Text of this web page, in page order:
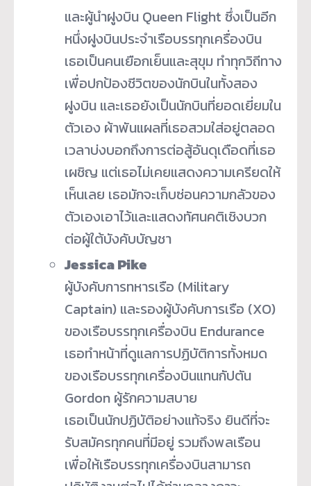
และผู้นำฝูงบิน Queen Flight ซึ่งเป็นอีก
หนึ่งฝูงบินประจำเรือบรรทุกเครื่องบิน
เธอเป็นคนเยือกเย็นและสุขุม ทำทุกวิถีทาง
เพื่อปกป้องชีวิตของนักบินในทั้งสอง
ฝูงบิน และเธอยังเป็นนักบินที่ยอดเยี่ยมใน
ตัวเอง ผ้าพันแผลที่เธอสวมใส่อยู่ตลอด
เวลาบ่งบอกถึงการต่อสู้อันดุเดือดที่เธอ
เผชิญ แต่เธอไม่เคยแสดงความเครียดให้
เห็นเลย เธอมักจะเก็บซ่อนความกลัวของ
ตัวเองเอาไว้และแสดงทัศนคติเชิงบวก
ต่อผู้ใต้บังคับบัญชา
Jessica Pike
ผู้บังคับการทหารเรือ (Military
Captain) และรองผู้บังคับการเรือ (XO)
ของเรือบรรทุกเครื่องบิน Endurance
เธอทำหน้าที่ดูแลการปฏิบัติการทั้งหมด
ของเรือบรรทุกเครื่องบินแทนกัปตัน
Gordon ผู้รักความสบาย
เธอเป็นนักปฏิบัติอย่างแท้จริง ยินดีที่จะ
รับสมัครทุกคนที่มีอยู่ รวมถึงพลเรือน
เพื่อให้เรือบรรทุกเครื่องบินสามารถ